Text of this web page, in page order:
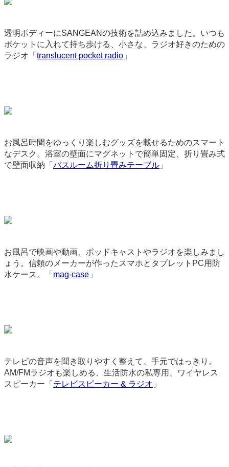
透明ボディーにSANGEANの技術を詰め込みました。いつも
ポケットに入れて持ち歩ける、小さな、ラジオ好きのための
ラジオ「 translucent pocket radio 」
お風呂時間をゆっくり楽しむグッズを載せるためのスマート
なデスク。浴室の壁面にマグネットで簡単固定、折り畳み式
で壁面収納「 バスルーム折り畳みテーブル 」
お風呂で映画や動画、ポッドキャストやラジオを楽しみまし
ょう。信頼のメーカーが作ったスマホとタブレットPC用防
水ケース。「 mag-case 」
テレビの音声を聞き取りやすく整えて、手元ではっきり。
AM/FMラジオも楽しめる、生活防水の私専用、ワイヤレス
スピーカー「 テレビスピーカー & ラジオ 」